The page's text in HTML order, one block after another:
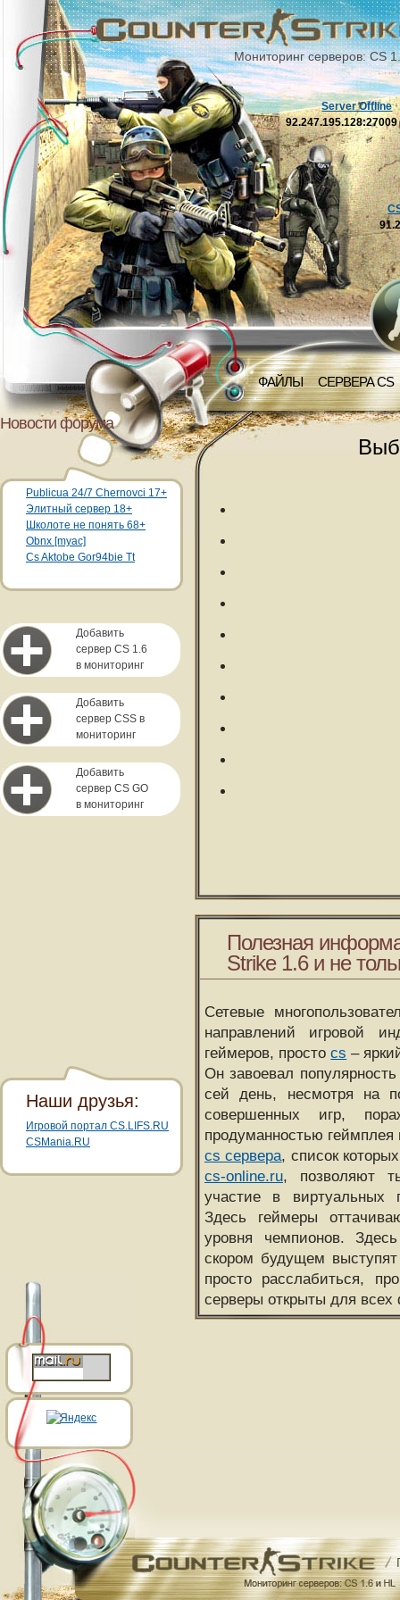
Мониторинг серверов: CS
ФАЙЛЫ СЕРВЕРА CS
Server Offline
92.247.195.128:27009
Новости форума
Publicua 24/7 Chernovci 17+
Элитный сервер 18+
Школоте не понять 68+
Obnx [myac]
Cs Aktobe Gor94bie Tt
Добавить
сервер CS 1.6
в мониторинг
Добавить
сервер CSS в
мониторинг
Добавить
сервер CS GO
в мониторинг
Полезная
Strike 1.6 и не
Сетевые
направлений игровой
геймеров, простоcs –
Он завоевал
сей день, несмотря на
совершенных игр,
продуманностью
cs сервера, список
cs-online.ru, позволяют
участие в виртуальных
Здесь геймеры
уровня чемпионов.
скором будущем
просто расслабиться,
серверы открыты для всех
Наши друзья:
Игровой портал CS.LIFS.RU
CSMania.RU